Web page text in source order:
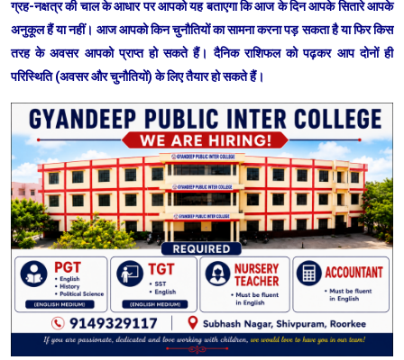
ग्रह-नक्षत्र की चाल के आधार पर आपको यह बताएगा कि आज के दिन आपके सितारे आपके
अनुकूल हैं या नहीं। आज आपको किन चुनौतियों का सामना करना पड़ सकता है या फिर किस
तरह के अवसर आपको प्राप्त हो सकते हैं। दैनिक राशिफल को पढ़कर आप दोनों ही
परिस्थिति (अवसर और चुनौतियों) के लिए तैयार हो सकते हैं।